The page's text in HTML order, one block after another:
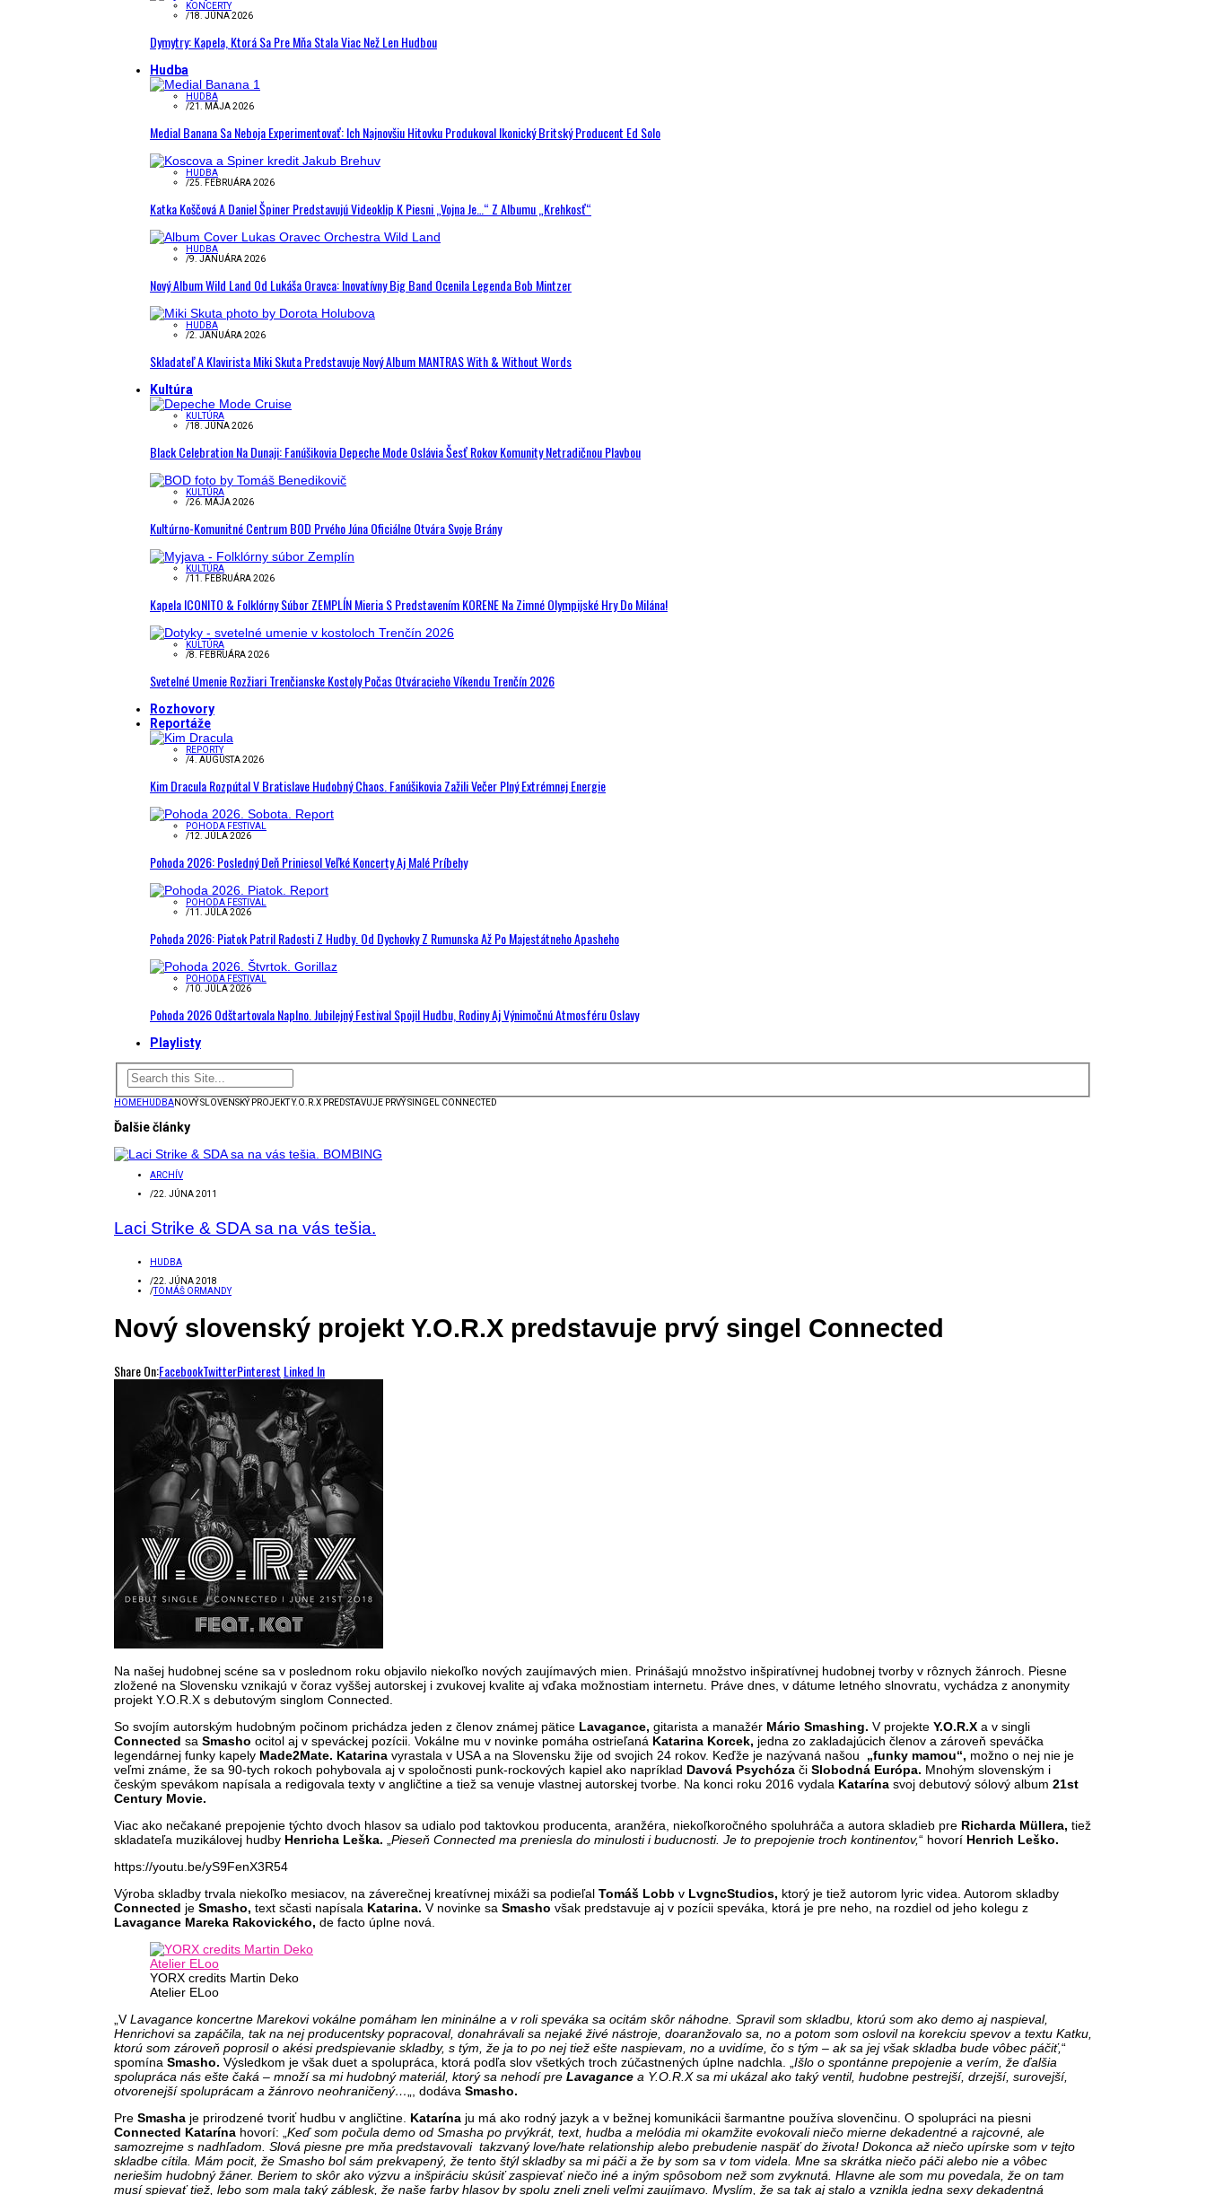
KONCERTY
/18. JÚNA 2026
Dymytry: Kapela, Ktorá Sa Pre Mňa Stala Viac Než Len Hudbou
Hudba
HUDBA
/21. MÁJA 2026
Medial Banana Sa Neboja Experimentovať: Ich Najnovšiu Hitovku Produkoval Ikonický Britský Producent Ed Solo
HUDBA
/25. FEBRUÁRA 2026
Katka Koščová A Daniel Špiner Predstavujú Videoklip K Piesni „Vojna Je…“ Z Albumu „Krehkosť“
HUDBA
/9. JANUÁRA 2026
Nový Album Wild Land Od Lukáša Oravca: Inovatívny Big Band Ocenila Legenda Bob Mintzer
HUDBA
/2. JANUÁRA 2026
Skladateľ A Klavirista Miki Skuta Predstavuje Nový Album MANTRAS With & Without Words
Kultúra
KULTÚRA
/18. JÚNA 2026
Black Celebration Na Dunaji: Fanúšikovia Depeche Mode Oslávia Šesť Rokov Komunity Netradičnou Plavbou
KULTÚRA
/26. MÁJA 2026
Kultúrno-Komunitné Centrum BOD Prvého Júna Oficiálne Otvára Svoje Brány
KULTÚRA
/11. FEBRUÁRA 2026
Kapela ICONITO & Folklórny Súbor ZEMPLÍN Mieria S Predstavením KORENE Na Zimné Olympijské Hry Do Milána!
KULTÚRA
/8. FEBRUÁRA 2026
Svetelné Umenie Rozžiari Trenčianske Kostoly Počas Otváracieho Víkendu Trenčín 2026
Rozhovory
Reportáže
REPORTY
/4. AUGUSTA 2026
Kim Dracula Rozpútal V Bratislave Hudobný Chaos. Fanúšikovia Zažili Večer Plný Extrémnej Energie
POHODA FESTIVAL
/12. JÚLA 2026
Pohoda 2026: Posledný Deň Priniesol Veľké Koncerty Aj Malé Príbehy
POHODA FESTIVAL
/11. JÚLA 2026
Pohoda 2026: Piatok Patril Radosti Z Hudby. Od Dychovky Z Rumunska Až Po Majestátneho Apasheho
POHODA FESTIVAL
/10. JÚLA 2026
Pohoda 2026 Odštartovala Naplno. Jubilejný Festival Spojil Hudbu, Rodiny Aj Výnimočnú Atmosféru Oslavy
Playlisty
HOMEHUDBANOVÝ SLOVENSKÝ PROJEKT Y.O.R.X PREDSTAVUJE PRVÝ SINGEL CONNECTED
Ďalšie články
ARCHÍV
/22. JÚNA 2011
Laci Strike & SDA sa na vás tešia.
HUDBA
/22. JÚNA 2018
/TOMÁŠ ORMANDY
Nový slovenský projekt Y.O.R.X predstavuje prvý singel Connected
Share On:FacebookTwitterPinterest Linked In
Na našej hudobnej scéne sa v poslednom roku objavilo niekoľko nových zaujímavých mien. Prinášajú množstvo inšpiratívnej hudobnej tvorby v rôznych žánroch. Piesne
zložené na Slovensku vznikajú v čoraz vyššej autorskej i zvukovej kvalite aj vďaka možnostiam internetu. Práve dnes, v dátume letného slnovratu, vychádza z anonymity
projekt Y.O.R.X s debutovým singlom Connected.
So svojím autorským hudobným počinom prichádza jeden z členov známej pätice Lavagance, gitarista a manažér Mário Smashing. V projekte Y.O.R.X a v singli
Connected sa Smasho ocitol aj v speváckej pozícii. Vokálne mu v novinke pomáha ostrieľaná Katarina Korcek, jedna zo zakladajúcich členov a zároveň speváčka
legendárnej funky kapely Made2Mate. Katarina vyrastala v USA a na Slovensku žije od svojich 24 rokov. Keďže je nazývaná našou „funky mamou“, možno o nej nie je
veľmi známe, že sa 90-tych rokoch pohybovala aj v spoločnosti punk-rockových kapiel ako napríklad Davová Psychóza či Slobodná Európa. Mnohým slovenským i
českým spevákom napísala a redigovala texty v angličtine a tiež sa venuje vlastnej autorskej tvorbe. Na konci roku 2016 vydala Katarína svoj debutový sólový album 21st
Century Movie.
Viac ako nečakané prepojenie týchto dvoch hlasov sa udialo pod taktovkou producenta, aranžéra, niekoľkoročného spoluhráča a autora skladieb pre Richarda Müllera, tiež
skladateľa muzikálovej hudby Henricha Leška. Pieseň Connected ma preniesla do minulosti i buducnosti. Je to prepojenie troch kontinentov,“ hovorí Henrich Leško.
https://youtu.be/yS9FenX3R54
Výroba skladby trvala niekoľko mesiacov, na záverečnej kreatívnej mixáži sa podieľal Tomáš Lobb v LvgncStudios, ktorý je tiež autorom lyric videa. Autorom skladby
Connected je Smasho, text sčasti napísala Katarina. V novinke sa Smasho však predstavuje aj v pozícii speváka, ktorá je pre neho, na rozdiel od jeho kolegu z
Lavagance Mareka Rakovického, de facto úplne nová.
YORX credits Martin Deko
Atelier ELoo
„VLavagance koncertne Marekovi vokálne pomáham len mininálne a v roli speváka sa ocitám skôr náhodne. Spravil som skladbu, ktorú som ako demo aj naspieval,
Henrichovi sa zapáčila, tak na nej producentsky popracoval, donahrávali sa nejaké živé nástroje, doaranžovalo sa, no a potom som oslovil na korekciu spevov a textu Katku,
ktorú som zároveň poprosil o akési predspievanie skladby, s tým, že ja to po nej tiež ešte naspievam, no a uvidíme, čo s tým – ak sa jej však skladba bude vôbec páčiť,“
spomína Smasho. Výsledkom je však duet a spolupráca, ktorá podľa slov všetkých troch zúčastnených úplne nadchla. „ Išlo o spontánne prepojenie a verím, že ďalšia
spolupráca nás ešte čaká – množí sa mi hudobný materiál, ktorý sa nehodí pre Lavagance a Y.O.R.X sa mi ukázal ako taký ventil, hudobne pestrejší, drzejší, surovejší,
otvorenejší spoluprácam a žánrovo neohraničený…
„, dodáva Smasho.
Pre Smasha je prirodzené tvoriť hudbu v angličtine. Katarína ju má ako rodný jazyk a v bežnej komunikácii šarmantne používa slovenčinu. O spolupráci na piesni
Connected Katarína hovorí: „ Keď som počula demo od Smasha po prvýkrát, text, hudba a melódia mi okamžite evokovali niečo mierne dekadentné a rajcovné, ale
samozrejme s nadhľadom. Slová piesne pre mňa predstavovali takzvaný love/hate relationship alebo prebudenie naspäť do života! Dokonca až niečo upírske som v tejto
skladbe cítila. Mám pocit, že Smasho bol sám prekvapený, že tento štýl skladby sa mi páči a že by som sa v tom videla. Mne sa skrátka niečo páči alebo nie a vôbec
neriešim hudobný žáner. Beriem to skôr ako výzvu a inšpiráciu skúsiť zaspievať niečo iné a iným spôsobom než som zvyknutá. Hlavne ale som mu povedala, že on tam
musí spievať tiež, lebo som mala taký záblesk, že naše farby hlasov by spolu zneli zneli veľmi zaujímavo. Myslím, že sa tak aj stalo a vznikla jedna sexy dekadentná